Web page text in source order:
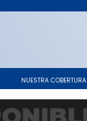
NUESTRA COBERTURA